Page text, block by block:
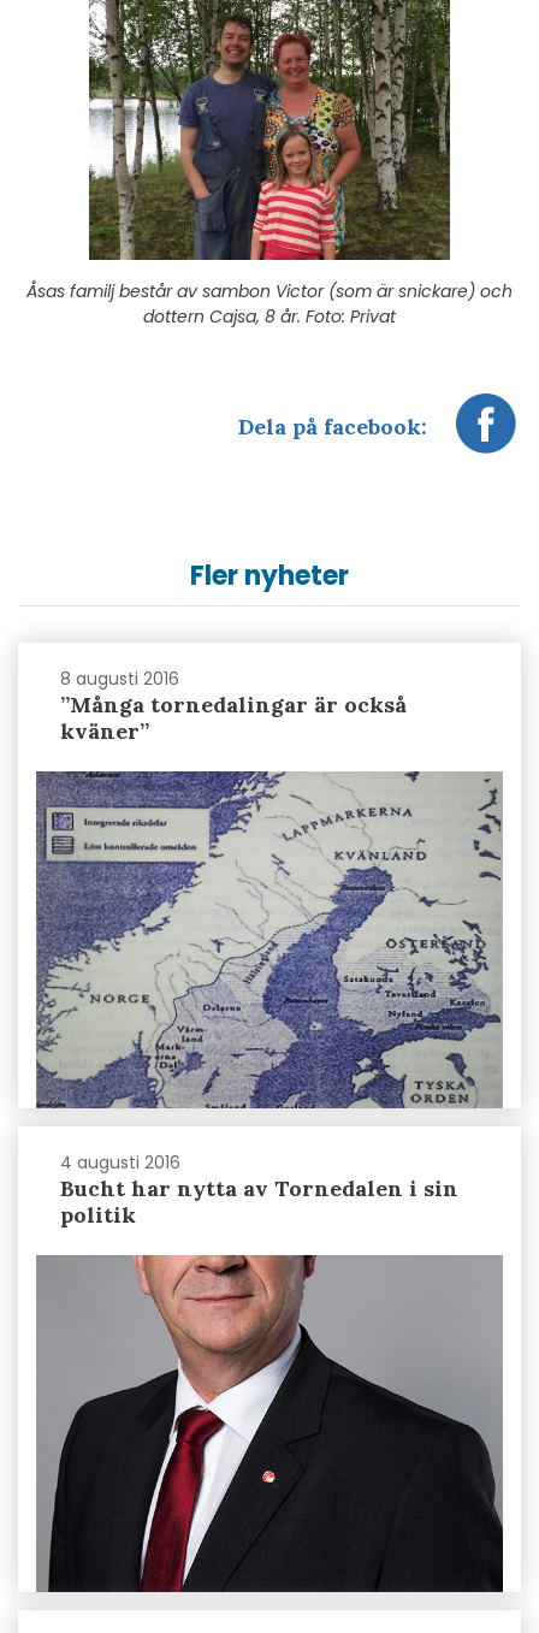
Åsas familj består av sambon Victor (som är snickare) och
dottern Cajsa, 8 år. Foto: Privat
Dela på facebook:
Fler nyheter
8 augusti 2016
”Många tornedalingar är också
kväner”
4 augusti 2016
Bucht har nytta av Tornedalen i sin
politik